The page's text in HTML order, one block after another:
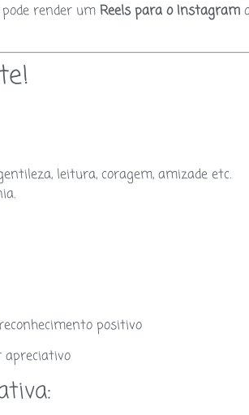
render um Reels para o Instagram
leitura, coragem, amizade etc.
positivo
apreciativo